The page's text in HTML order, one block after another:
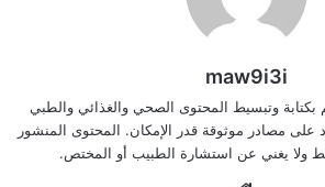
maw9i3i
وتبسيط المحتوى الصحي والغذائي والطبي
على مصادر موثوقة قدر الإمكان. المحتوى المنشور
ولا يغني عن استشارة الطبيب أو المختص.